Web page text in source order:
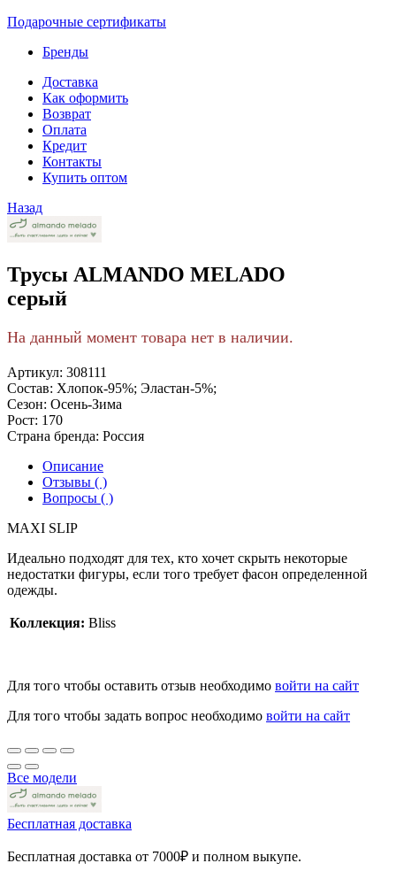
Подарочные сертификаты
Бренды
Доставка
Как оформить
Возврат
Оплата
Кредит
Контакты
Купить оптом
Назад
Трусы ALMANDO MELADO
серый
На данный момент товара нет в наличии.
Артикул: 308111
Состав: Хлопок-95%; Эластан-5%;
Сезон: Осень-Зима
Рост: 170
Страна бренда: Россия
Описание
Отзывы ( )
Вопросы ( )
MAXI SLIP
Идеально подходят для тех, кто хочет скрыть некоторые
недостатки фигуры, если того требует фасон определенной
одежды.
Коллекция: Bliss
Для того чтобы оставить отзыв необходимо войти на сайт
Для того чтобы задать вопрос необходимо войти на сайт
Все модели
Бесплатная доставка
Бесплатная доставка от 7000₽ и полном выкупе.